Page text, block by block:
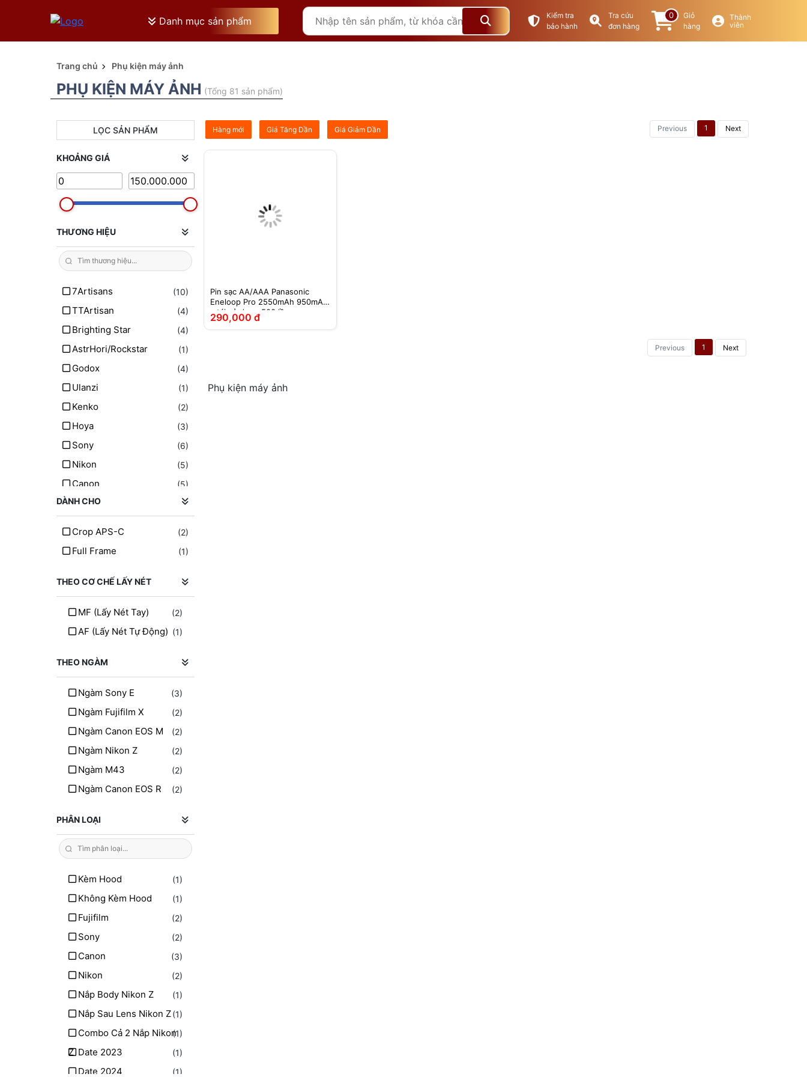
Danh mục sản phẩm
Kiểm tra
bảo hành
Tra cứu
đơn hàng
0
Giỏ
hàng
Thành
viên
Trang chủ Phụ kiện máy ảnh
PHỤ KIỆN MÁY ẢNH (Tổng 81 sản phẩm)
LỌC SẢN PHẨM
KHOẢNG GIÁ
THƯƠNG HIỆU
7Artisans (10)
TTArtisan (4)
Brighting Star (4)
AstrHori/Rockstar (1)
Godox (4)
Ulanzi (1)
Kenko (2)
Hoya (3)
Sony (6)
Nikon (5)
Canon (5)
Fujifilm (4)
DÀNH CHO
Crop APS-C (2)
Full Frame (1)
THEO CƠ CHẾ LẤY NÉT
MF (lấy Nét Tay) (2)
AF (lấy Nét Tự Động) (1)
THEO NGÀM
Ngàm Sony E (3)
Ngàm Fujifilm X (2)
Ngàm Canon EOS M (2)
Ngàm Nikon Z (2)
Ngàm M43 (2)
Ngàm Canon EOS R (2)
PHÂN LOẠI
Kèm Hood (1)
Không Kèm Hood (1)
Fujifilm (2)
Sony (2)
Canon (3)
Nikon (2)
Nắp Body Nikon Z (1)
Nắp Sau Lens Nikon Z(1)
Combo Cả 2 Nắp Nikon
Z
(1)
Date 2023 (1)
Date 2024 (1)
Hàng mới Giá Tăng Dần Giá Giảm Dần Previous 1 Next
Pin sạc AA/AAA Panasonic
Eneloop Pro 2550mAh 950mAh
– tái sử dụng 500 lần
290,000 đ
Previous 1 Next
Phụ kiện máy ảnh